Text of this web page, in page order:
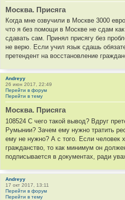
Москва. Присяга
Когда мне озвучили в Москве 3000
что я без помощи в Москве не сдам
сдавать сам. Принял присягу без
не верю. Если учил язык сдашь
претендент на восстановление
Andreyy
26 июн 2017, 22:49
Перейти в форум
Перейти в тему
Москва. Присяга
108524 С чего такой вывод? Вдруг
Румынии? Зачем ему нужно тратить
ему не нужно? А с того. Если человек
гражданство, то как минимум он
подписывается в документах, ради
Andreyy
17 окт 2017, 13:11
Перейти в форум
Перейти в тему